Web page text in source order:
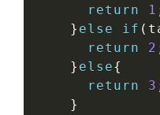
return
1
} else if (
return
2
} else{
return
3
}